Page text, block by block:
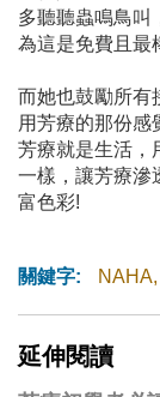
多聽聽蟲鳴鳥叫
為這是免費且最
而她也鼓勵所有
用芳療的那份感
芳療就是生活，
一樣，讓芳療滲
富色彩!
關鍵字: NAHA,
延伸閱讀